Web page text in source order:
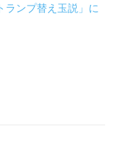
ランプ替え玉説」に